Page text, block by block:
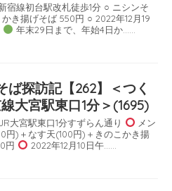
宿線初台駅改札徒歩1分 ○ ニシンそ
き揚げそば 550円 ○ 2022年12月19
年末29日まで、年始4日か……
ば探訪記【262】＜つく
大宮駅東口1分＞(1695)
大宮駅東口1分すずらん通り
メン
円)＋なす天(100円)＋きのこかき揚
円
2022年12月10日午……